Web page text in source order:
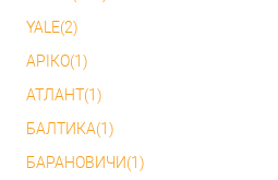
YALE(2)
АРІКО(1)
АТЛАНТ(1)
БАЛТИКА(1)
БАРАНОВИЧИ(1)